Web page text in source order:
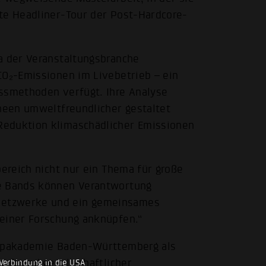
in die USA
Headliner-Tour der Post-Hardcore-
Veranstaltungsbranche
Emissionen im Livebetrieb – ein
verfügt. Ihre Analyse
umweltfreundlicher gestaltet
klimaschädlicher Emissionen
nicht nur ein Thema für große
Bands können Verantwortung
und ein gemeinsames
Forschung anknüpfen.“
Baden-Württemberg als
und gesellschaftlicher